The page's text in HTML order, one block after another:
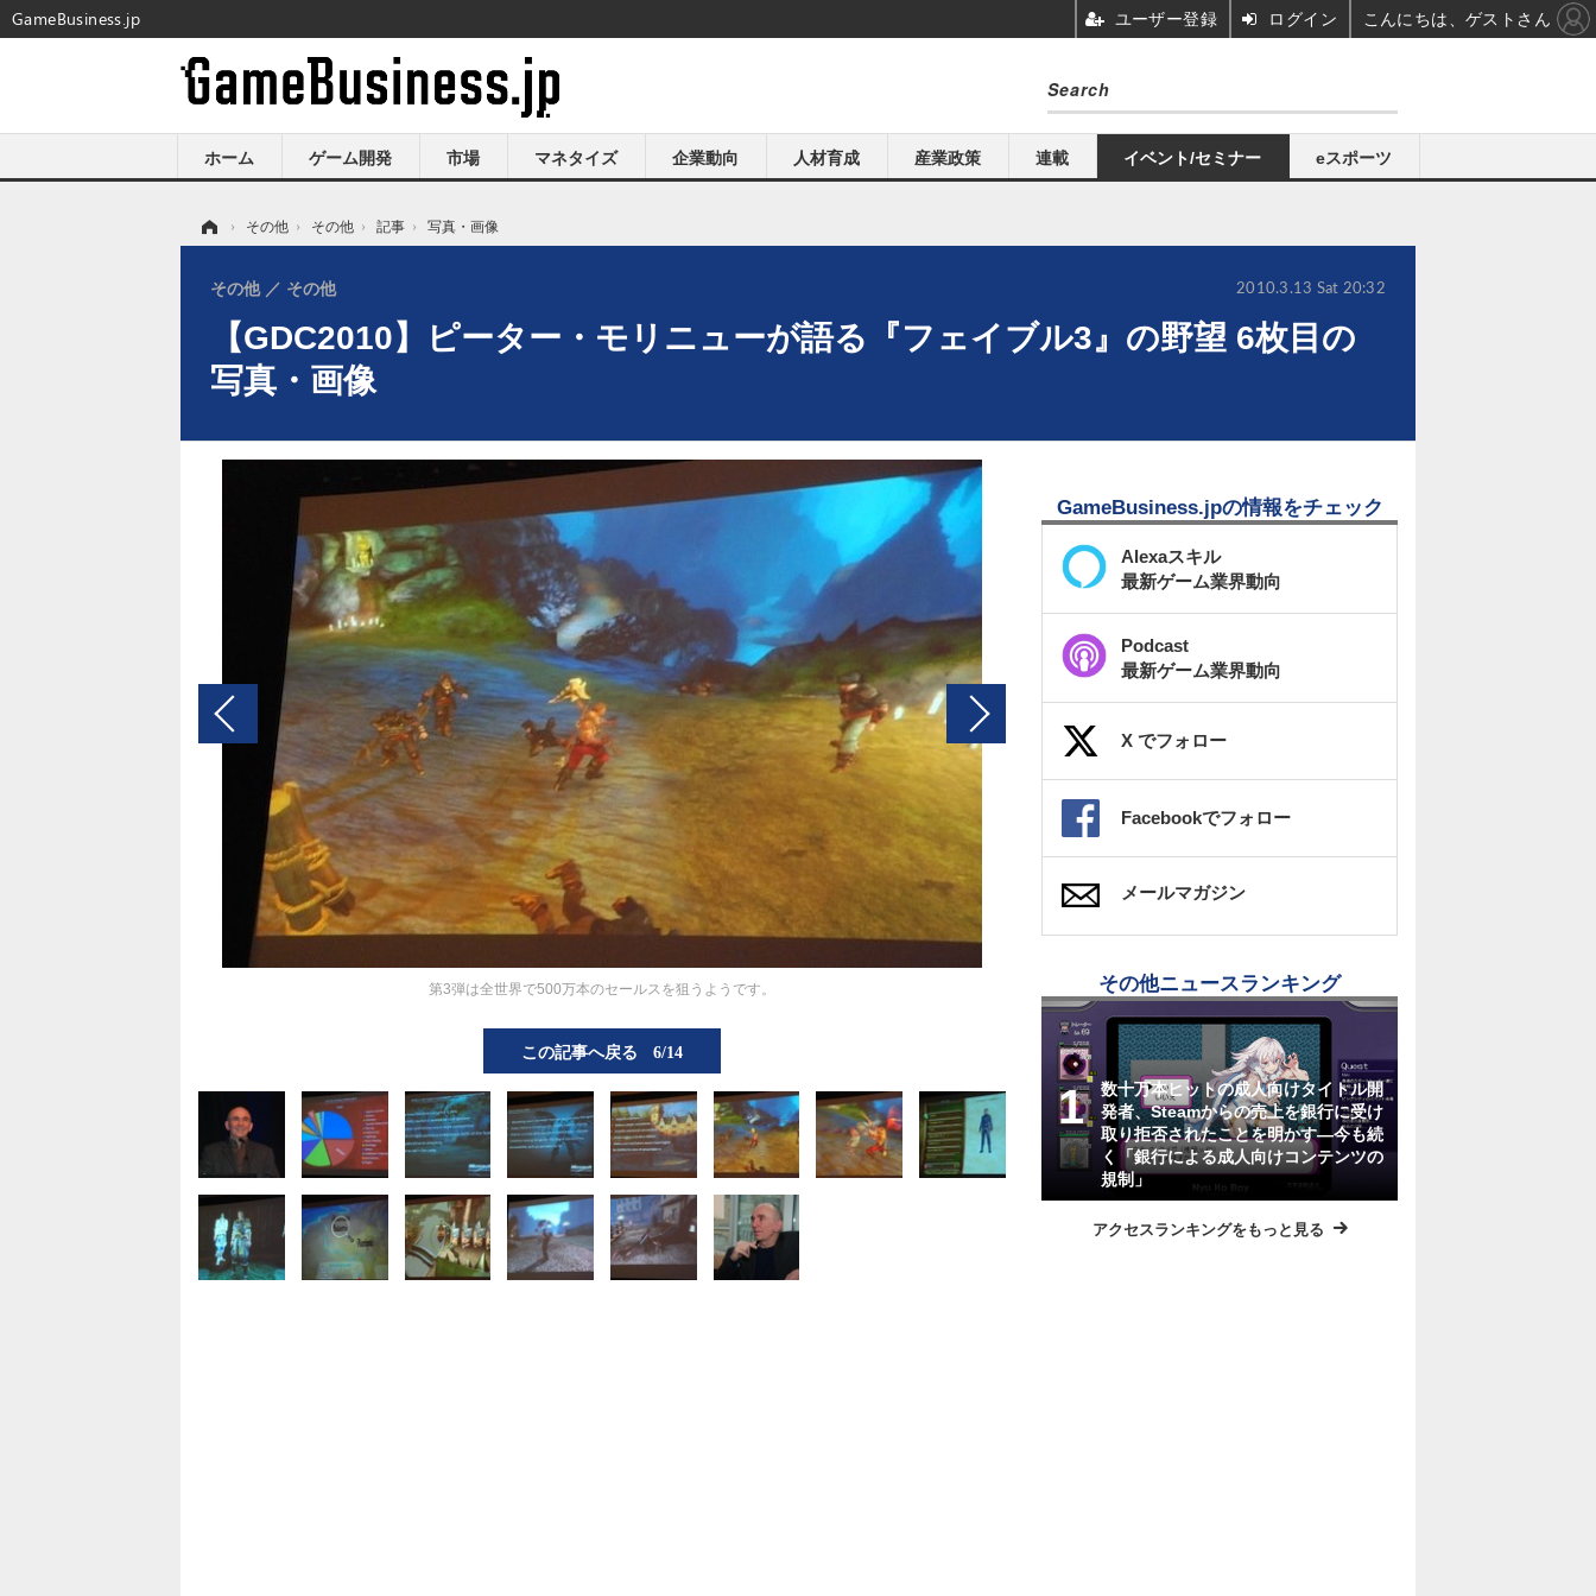
ホーム ゲーム開発 市場 マネタイズ 企業動向 人材育成 産業政策 連載 イベント/セミナー eスポーツ
› その他 › その他 › 記事 › 写真・画像
【GDC2010】ピーター・モリニューが語る『フェイブル3』の野望 6枚目の
写真・画像
その他 その他 2010.3.13 Sat 20:32
第3弾は全世界で500万本のセールスを狙うようです。
この記事へ戻る 6/14
GameBusiness.jpの情報をチェック
Alexaスキル
最新ゲーム業界動向
Podcast
最新ゲーム業界動向
X でフォロー
Facebookでフォロー
メールマガジン
その他ニュースランキング
数十万本ヒットの成人向けタイトル開
発者、Steamからの売上を銀行に受け
取り拒否されたことを明かす―今も続
く「銀行による成人向けコンテンツの
規制」
アクセスランキングをもっと見る
GameBusiness.jp ユーザー登録 ログイン こんにちは、ゲストさん